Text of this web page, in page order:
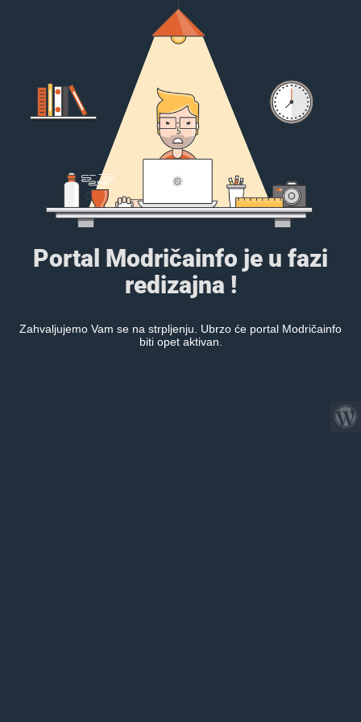
Portal Modričainfo je u fazi
redizajna !
Zahvaljujemo Vam se na strpljenju. Ubrzo će portal Modričainfo
biti opet aktivan.